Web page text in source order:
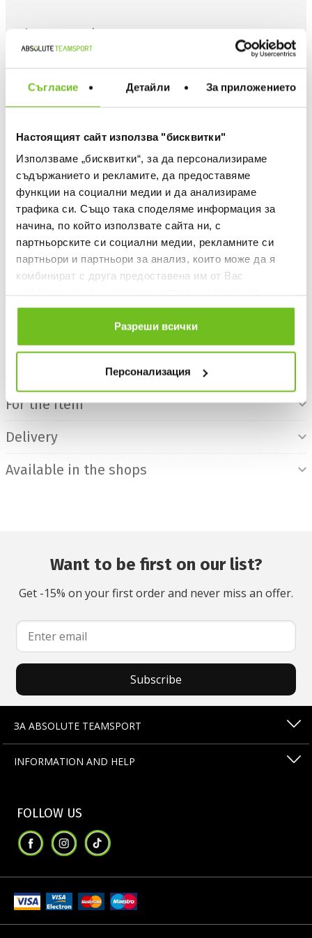
Съгласие Детайли За приложението
Настоящият сайт използва "бисквитки"
Използваме „бисквитки“, за да персонализираме
съдържанието и рекламите, да предоставяме
функции на социални медии и да анализираме
трафика си. Също така споделяме информация за
начина, по който използвате сайта ни, с
партньорските си социални медии, рекламните си
партньори и партньори за анализ, които може да я
комбинират с друга предоставена им от Вас
ползването от Ваша страна на услугите им.
Разреши всички
Персонализация
Choose a color
Choose size ADIDAS APPAREL - WHICH IS MY SIZE
ST S M L XL XXL
Quantity
ADD TO FAVOURITES
30 DAYS FREE RETURN
Product Information
For the item
Delivery
Available in the shops
Want to be first on our list?
Get -15% on your first order and never miss an offer.
Subscribe
ЗА ABSOLUTE TEAMSPORT
INFORMATION AND HELP
FOLLOW US